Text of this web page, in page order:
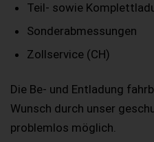
Teil- sowie
Sonderabmessungen
Zollservice (CH)
Die Be- und Entladung
Wunsch durch unser
problemlos möglich.